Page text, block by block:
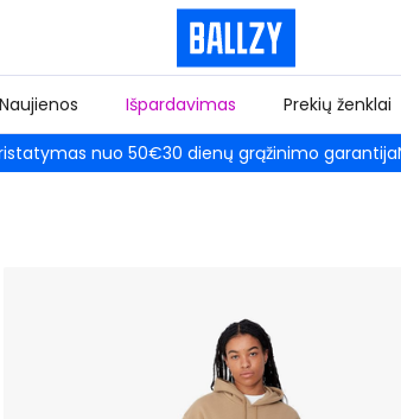
Naujienos Išpardavimas Prekių ženklai
nuo 50€30 dienų grąžinimo garantija